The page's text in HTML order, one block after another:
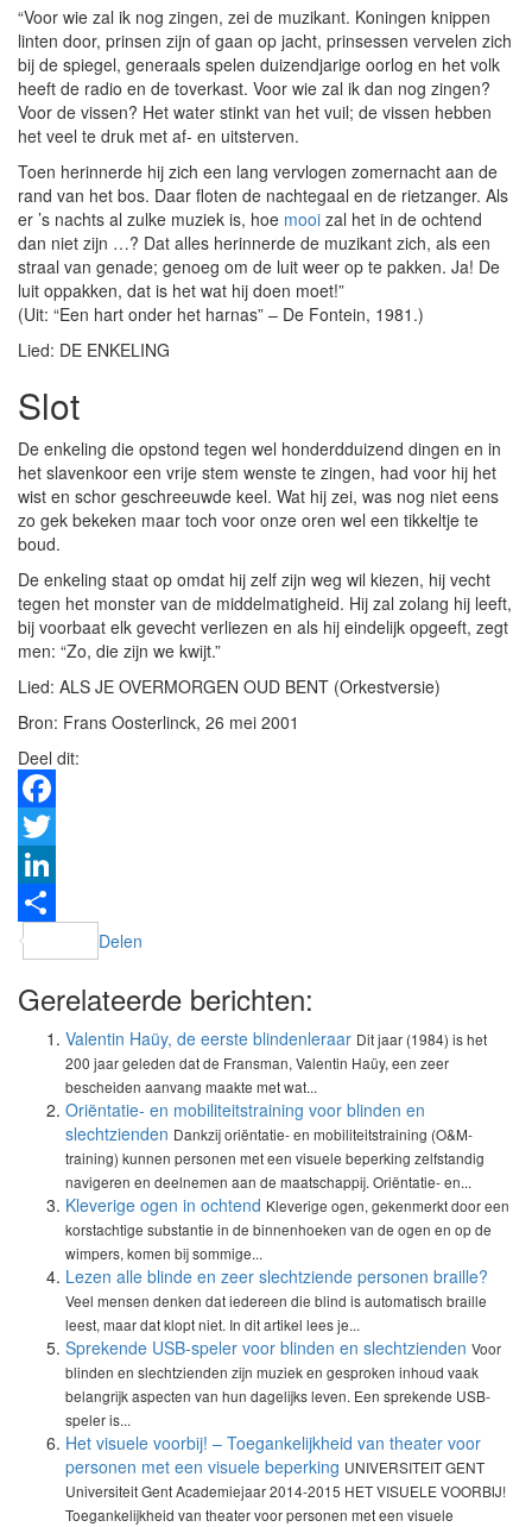
“Voor wie zal ik nog zingen, zei de muzikant. Koningen knippen
linten door, prinsen zijn of gaan op jacht, prinsessen vervelen zich
bij de spiegel, generaals spelen duizendjarige oorlog en het volk
heeft de radio en de toverkast. Voor wie zal ik dan nog zingen?
Voor de vissen? Het water stinkt van het vuil; de vissen hebben
het veel te druk met af- en uitsterven.
Toen herinnerde hij zich een lang vervlogen zomernacht aan de
rand van het bos. Daar floten de nachtegaal en de rietzanger. Als
er ’s nachts al zulke muziek is, hoe mooi zal het in de ochtend
dan niet zijn …? Dat alles herinnerde de muzikant zich, als een
straal van genade; genoeg om de luit weer op te pakken. Ja! De
luit oppakken, dat is het wat hij doen moet!”
(Uit: “Een hart onder het harnas” – De Fontein, 1981.)
Lied: DE ENKELING
Slot
De enkeling die opstond tegen wel honderdduizend dingen en in
het slavenkoor een vrije stem wenste te zingen, had voor hij het
wist en schor geschreeuwde keel. Wat hij zei, was nog niet eens
zo gek bekeken maar toch voor onze oren wel een tikkeltje te
boud.
De enkeling staat op omdat hij zelf zijn weg wil kiezen, hij vecht
tegen het monster van de middelmatigheid. Hij zal zolang hij leeft,
bij voorbaat elk gevecht verliezen en als hij eindelijk opgeeft, zegt
men: “Zo, die zijn we kwijt.”
Lied: ALS JE OVERMORGEN OUD BENT (Orkestversie)
Bron: Frans Oosterlinck, 26 mei 2001
Deel dit:
Facebook
Twitter
LinkedIn
Delen
Gerelateerde berichten:
Valentin Haüy, de eerste blindenleraar Dit jaar (1984) is het
200 jaar geleden dat de Fransman, Valentin Haüy, een zeer
bescheiden aanvang maakte met wat...
Oriëntatie- en mobiliteitstraining voor blinden en
slechtzienden Dankzij oriëntatie- en mobiliteitstraining (O&M-
training) kunnen personen met een visuele beperking zelfstandig
navigeren en deelnemen aan de maatschappij. Oriëntatie- en...
Kleverige ogen in ochtend Kleverige ogen, gekenmerkt door een
korstachtige substantie in de binnenhoeken van de ogen en op de
wimpers, komen bij sommige...
Lezen alle blinde en zeer slechtziende personen braille?
Veel mensen denken dat iedereen die blind is automatisch braille
leest, maar dat klopt niet. In dit artikel lees je...
Sprekende USB-speler voor blinden en slechtzienden Voor
blinden en slechtzienden zijn muziek en gesproken inhoud vaak
belangrijk aspecten van hun dagelijks leven. Een sprekende USB-
speler is...
Het visuele voorbij! – Toegankelijkheid van theater voor
personen met een visuele beperking UNIVERSITEIT GENT
Universiteit Gent Academiejaar 2014-2015 HET VISUELE VOORBIJ!
Toegankelijkheid van theater voor personen met een visuele